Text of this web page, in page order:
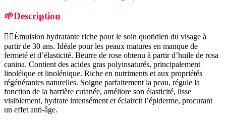
🌱Description
🧖‍♀️Émulsion hydratante riche pour le soin quotidien du visage à
partir de 30 ans. Idéale pour les peaux matures en manque de
fermeté et d’élasticité. Beurre de rose obtenu à partir d’huile de rosa
canina. Contient des acides gras polyinsaturés, principalement
linoléique et linolénique. Riche en nutriments et aux propriétés
régénérantes naturelles. Soigne parfaitement la peau, régule la
fonction de la barrière cutanée, améliore son élasticité, lisse
visiblement, hydrate intensément et éclaircit l’épiderme, procurant
un effet anti-âge.